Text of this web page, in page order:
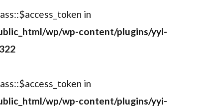
in
wp/wp-content/plugins/yyi-
in
wp/wp-content/plugins/yyi-